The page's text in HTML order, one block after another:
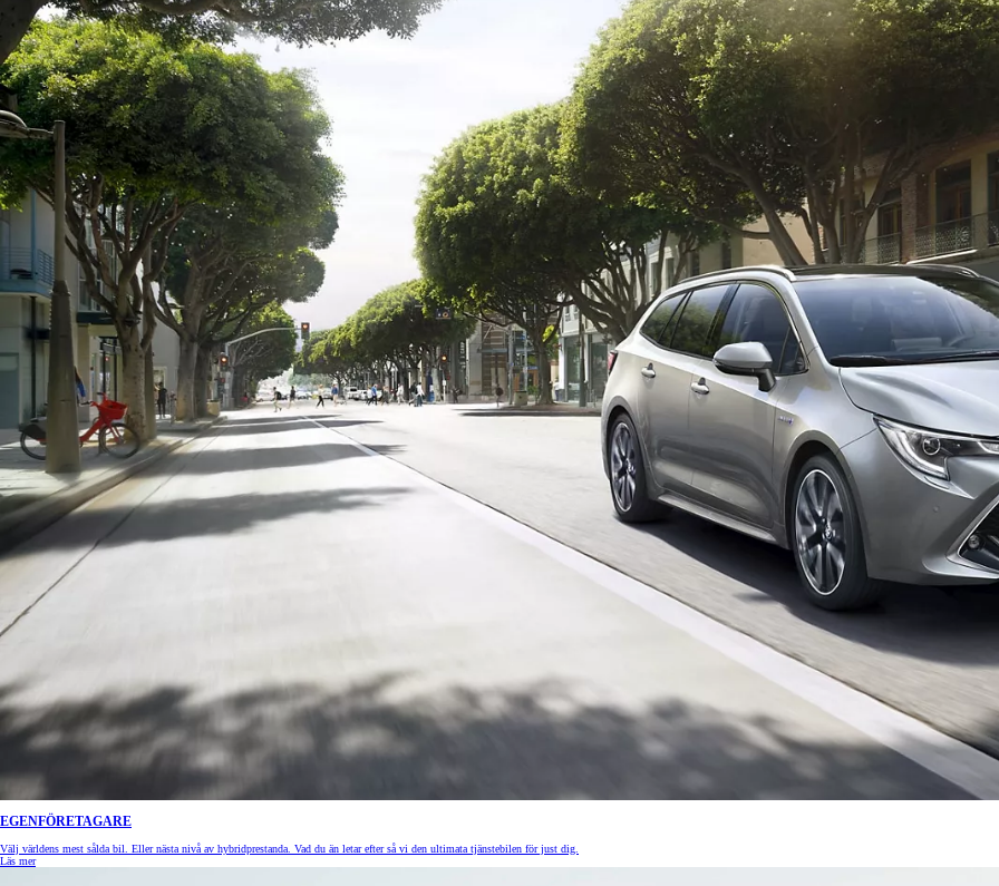
Från 599 900 kr
Från 324 900 kr
Från 3 194 kr/mån
Nya Corolla Cross
HYBRID
Från 360 900 kr
Från 3 548 kr/mån
Easy Billån
Toyota C-HR
HYBRID & LADDHYBRID
Från 350 900 kr
Från 3 450 kr/mån
Toyota GR Supra
BENSIN
EGENFÖRETAGARE
Välj världens mest sålda bil. Eller nästa nivå av hybridprestanda. Vad du än letar efter så vi den ultimata tjänstebilen för just dig.
Läs mer